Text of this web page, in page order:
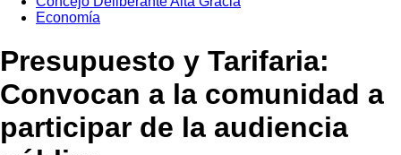
Economía
Presupuesto y Tarifaria:
Convocan a la comunidad a
participar de la audiencia